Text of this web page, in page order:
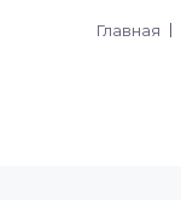
Главная